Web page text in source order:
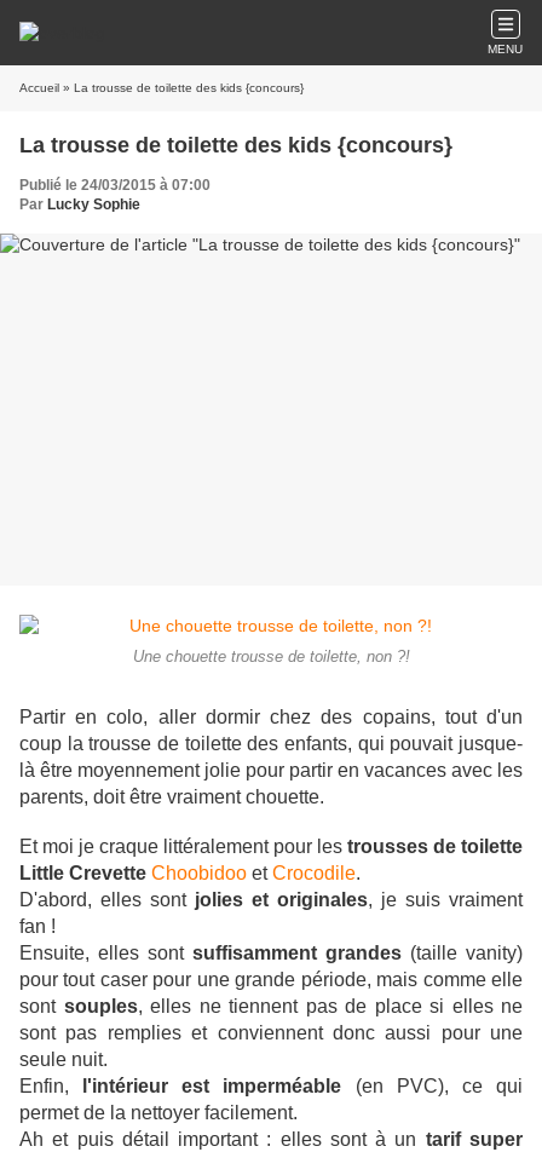
MENU
Accueil » La trousse de toilette des kids {concours}
La trousse de toilette des kids {concours}
Publié le 24/03/2015 à 07:00
Par Lucky Sophie
Une chouette trousse de toilette, non ?!
Partir en colo, aller dormir chez des copains, tout d'un
coup la trousse de toilette des enfants, qui pouvait jusque-
là être moyennement jolie pour partir en vacances avec les
parents, doit être vraiment chouette.
Et moi je craque littéralement pour les trousses de toilette
Little Crevette Choobidoo etCrocodile.
D'abord, elles sont jolies et originales, je suis vraiment
fan !
Ensuite, elles sont suffisamment grandes (taille vanity)
pour tout caser pour une grande période, mais comme elle
sont souples, elles ne tiennent pas de place si elles ne
sont pas remplies et conviennent donc aussi pour une
seule nuit.
Enfin,
l'intérieur est imperméable (en PVC), ce qui
permet de la nettoyer facilement.
Ah et puis détail important : elles sont à un tarif super